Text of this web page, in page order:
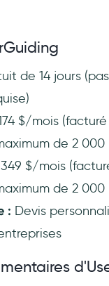
de 14 jours
$/mois
de 2 000
349 $/mois
de 2 000
: Devis